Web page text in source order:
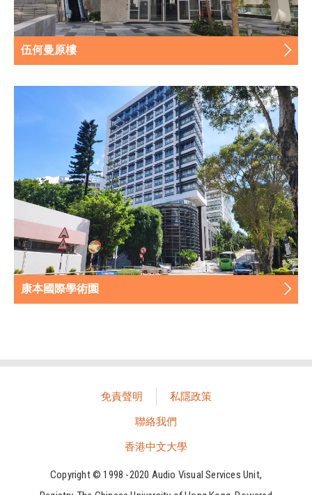
伍何曼原樓
康本國際學術園
免責聲明
私隱政策
聯絡我們
香港中文大學
Copyright © 1998 -2020 Audio Visual Services Unit,